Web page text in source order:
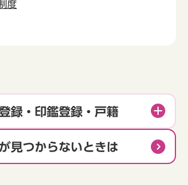
度
録・印鑑登録・戸籍
見つからないときは